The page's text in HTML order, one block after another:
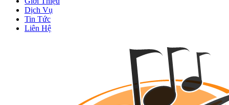
Dịch Vụ
Tin Tức
Liên Hệ